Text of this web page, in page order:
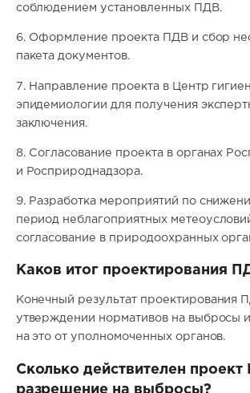
соблюдением установленных ПДВ.
6. Оформление проекта ПДВ и сбор
пакета документов.
7. Направление проекта в Центр
эпидемиологии для получения
заключения.
8. Согласование проекта в органах
и Росприроднадзора.
9. Разработка мероприятий по
период неблагоприятных
согласование в природоохранных
Каков итог проектирования
Конечный результат проектирования
утверждении нормативов на выбросы
на это от уполномоченных органов.
Сколько действителен
разрешение на выбросы?